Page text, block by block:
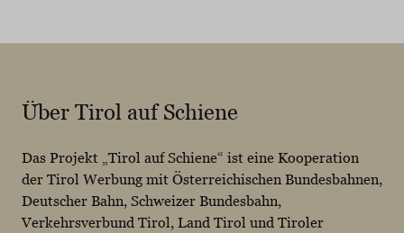
Über Tirol auf Schiene
Das Projekt „Tirol auf Schiene“ ist eine Kooperation
der Tirol Werbung mit Österreichischen Bundesbahnen,
Deutscher Bahn, Schweizer Bundesbahn,
Verkehrsverbund Tirol, Land Tirol und Tiroler